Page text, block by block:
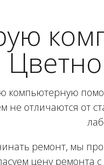
компьютерную
не отличаются от
ремонт, мы
цену ремонта